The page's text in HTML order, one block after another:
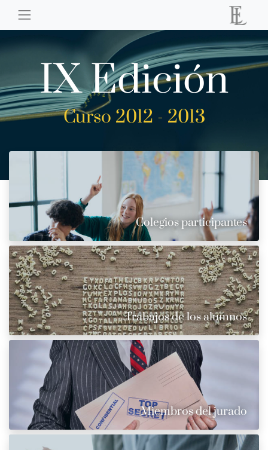
IX Edición
Curso 2012 - 2013
Colegios participantes
Trabajos de los alumnos
Miembros del jurado